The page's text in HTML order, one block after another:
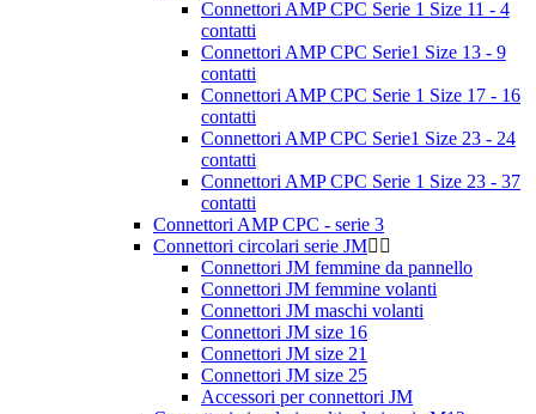
Connettori AMP CPC Serie 1 Size 11 - 4
contatti
Connettori AMP CPC Serie1 Size 13 - 9
contatti
Connettori AMP CPC Serie 1 Size 17 - 16
contatti
Connettori AMP CPC Serie1 Size 23 - 24
contatti
Connettori AMP CPC Serie 1 Size 23 - 37
contatti
Connettori AMP CPC - serie 3
Connettori circolari serie JM
Connettori JM femmine da pannello
Connettori JM femmine volanti
Connettori JM maschi volanti
Connettori JM size 16
Connettori JM size 21
Connettori JM size 25
Accessori per connettori JM